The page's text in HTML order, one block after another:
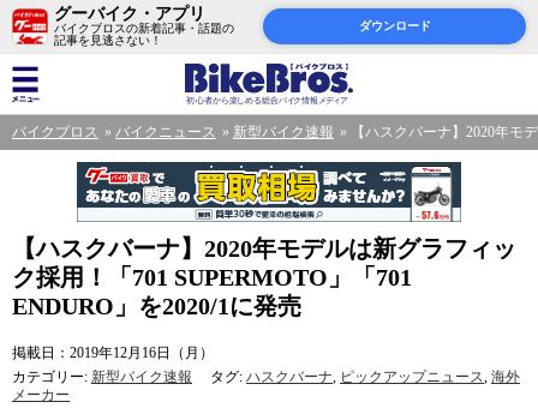
グーバイク・アプリ
バイクブロスの新着記事・話題の
記事を見逃さない！
ダウンロード
バイクブロス バイクニュース 新型バイク速報 【ハスクバーナ】2020年モ
【ハスクバーナ】2020年モデルは新グラフィッ
ク採用！「701 SUPERMOTO」「701
ENDURO」を2020/1に発売
掲載日：2019年12月16日（月）
カテゴリー: 新型バイク速報 タグ: ハスクバーナ, ピックアップニュース, 海外
メーカー